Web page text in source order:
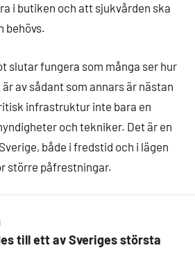
i butiken och att sjukvården ska
behövs.
slutar fungera som många ser hur
av sådant som annars är nästan
infrastruktur inte bara en
och tekniker. Det är en
både i fredstid och i lägen
större påfrestningar.
till ett av Sveriges största